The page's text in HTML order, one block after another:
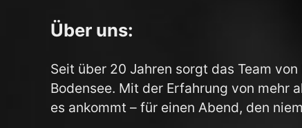
Über uns:
Seit über 20 Jahren sorgt das Team
Bodensee. Mit der Erfahrung von mehr
es ankommt – für einen Abend, den